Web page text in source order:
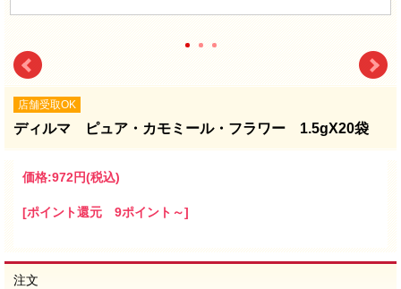
店舗受取OK
ディルマ ピュア・カモミール・フラワー 1.5gX20袋
価格:972円(税込)
[ポイント還元 9ポイント～]
注文